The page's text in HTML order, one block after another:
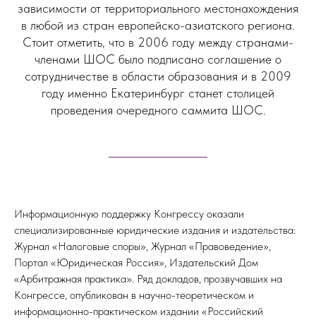
зависимости от территориального местонахождения
в любой из стран европейско-азиатского региона.
Стоит отметить, что в 2006 году между странами-
членами ШОС было подписано соглашение о
сотрудничестве в области образования и в 2009
году именно Екатеринбург станет столицей
проведения очередного саммита ШОС.
СМИ О СЕССИИ
Информационную поддержку Конгрессу оказали
специализированные юридические издания и издательства:
Журнал «Налоговые споры», Журнал «Правоведение»,
Портал «Юридическая Россия», Издательский Дом
«Арбитражная практика». Ряд докладов, прозвучавших на
Конгрессе, опубликован в научно-теоретическом и
информационно-практическом издании «Российский